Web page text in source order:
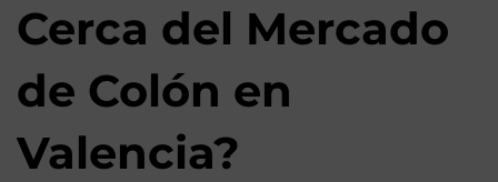
Cerca del Mercado
de Colón en
Valencia?